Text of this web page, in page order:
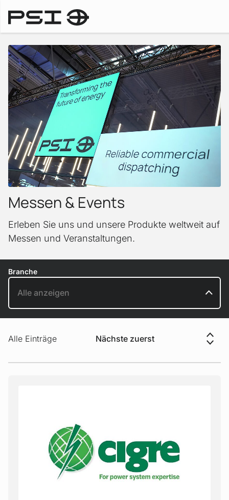
Messen & Events
Erleben Sie uns und unsere Produkte weltweit auf
Messen und Veranstaltungen.
Branche
Alle Einträge